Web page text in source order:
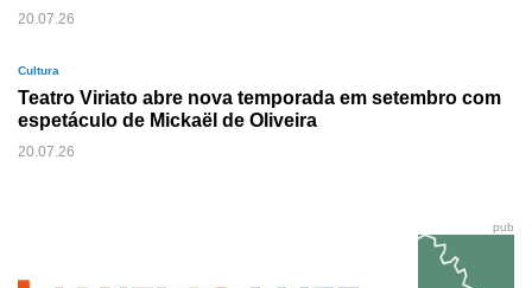
20.07.26
Cultura
Teatro Viriato abre nova temporada em setembro com
espetáculo de Mickaël de Oliveira
20.07.26
pub